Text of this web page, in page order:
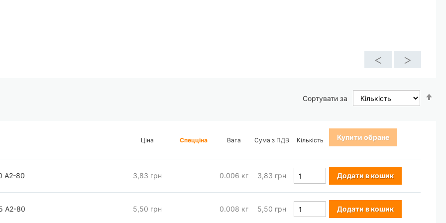
< >
Сортувати за
Ціна Спецціна Вага Сума з ПДВ Кількість Купити обране
А2-80 3,83 грн 0.006 кг 3,83 грн Додати в кошик
А2-80 5,50 грн 0.008 кг 5,50 грн Додати в кошик